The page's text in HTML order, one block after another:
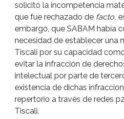
solicitó la incompetencia
que fue rechazado de facto,
embargo, que SABAM habí­a
necesidad de establecer una
Tiscali por su capacidad
evitar la infracción de
intelectual por parte de
existencia de dichas
repertorio a través de redes
Tiscali.